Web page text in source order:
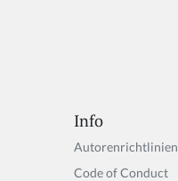
Info
Autorenrichtlinien
Code of Conduct